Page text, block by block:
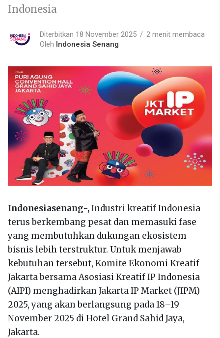
Indonesia
Diterbitkan 18 November 2025
2 menit membaca
Oleh Indonesia Senang
Indonesiasenang-,Industri kreatif Indonesia
terus berkembang pesat dan memasuki fase
yang membutuhkan dukungan ekosistem
bisnis lebih terstruktur. Untuk menjawab
kebutuhan tersebut, Komite Ekonomi Kreatif
Jakarta bersama Asosiasi Kreatif IP Indonesia
(AIPI) menghadirkan Jakarta IP Market (JIPM)
2025, yang akan berlangsung pada 18–19
November 2025 di Hotel Grand Sahid Jaya,
Jakarta.